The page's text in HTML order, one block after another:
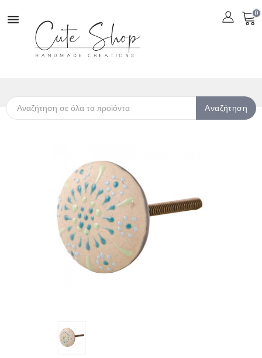
 0
Αναζήτηση